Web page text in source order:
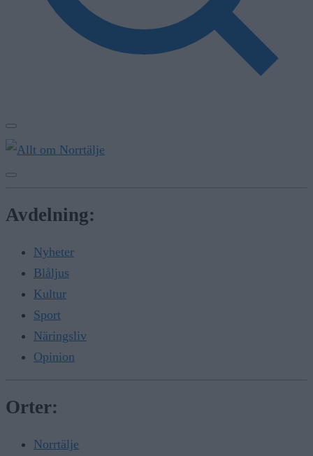
Avdelning:
Nyheter
Blåljus
Kultur
Sport
Näringsliv
Opinion
Orter:
Norrtälje